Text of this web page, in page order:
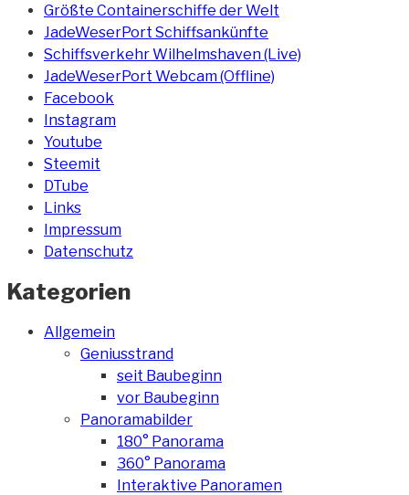
Größte Containerschiffe der Welt
JadeWeserPort Schiffsankünfte
Schiffsverkehr Wilhelmshaven (Live)
JadeWeserPort Webcam (Offline)
Facebook
Instagram
Youtube
Steemit
DTube
Links
Impressum
Datenschutz
Kategorien
Allgemein
Geniusstrand
seit Baubeginn
vor Baubeginn
Panoramabilder
180° Panorama
360° Panorama
Interaktive Panoramen